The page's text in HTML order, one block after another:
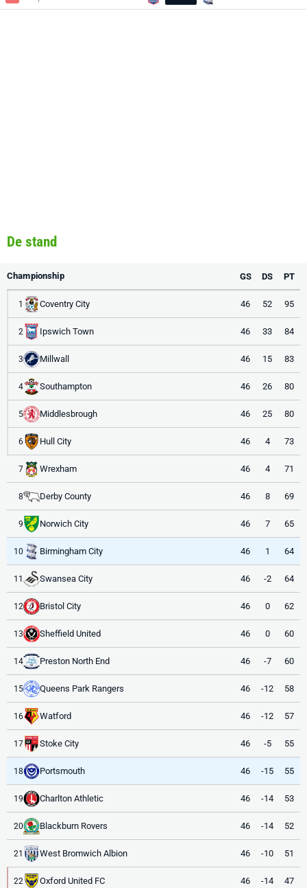
De stand
Championship GS DS PT
1 Coventry City 46 52 95
2 Ipswich Town 46 33 84
3 Millwall 46 15 83
4 Southampton 46 26 80
5 Middlesbrough 46 25 80
6 Hull City 46 4 73
7 Wrexham 46 4 71
8 Derby County 46 8 69
9 Norwich City 46 7 65
10 Birmingham City 46 1 64
11 Swansea City 46 -2 64
12 Bristol City 46 0 62
13 Sheffield United 46 0 60
14 Preston North End 46 -7 60
15 Queens Park Rangers 46 -12 58
16 Watford 46 -12 57
17 Stoke City 46 -5 55
18 Portsmouth 46 -15 55
19 Charlton Athletic 46 -14 53
20 Blackburn Rovers 46 -14 52
21 West Bromwich Albion 46 -10 51
22 Oxford United FC 46 -14 47